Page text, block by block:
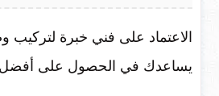
الاعتماد على فني خبرة لتركيب
يساعدك في الحصول على